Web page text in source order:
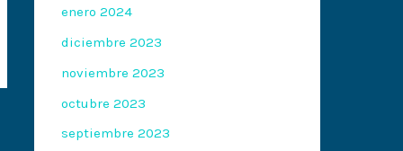
enero 2024
diciembre 2023
noviembre 2023
octubre 2023
septiembre 2023